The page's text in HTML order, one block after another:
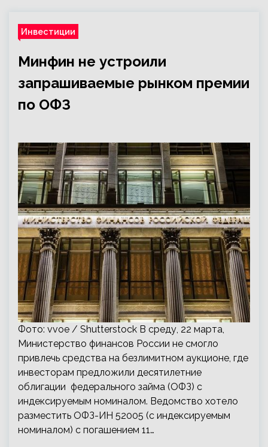
Инвестиции
Минфин не устроили
запрашиваемые рынком премии
по ОФЗ
Фото: vvoe / Shutterstock В среду, 22 марта,
Министерство финансов России не смогло
привлечь средства на безлимитном аукционе, где
инвесторам предложили десятилетние
облигации федерального займа (ОФЗ) с
индексируемым номиналом. Ведомство хотело
разместить ОФЗ-ИН 52005 (с индексируемым
номиналом) с погашением 11…